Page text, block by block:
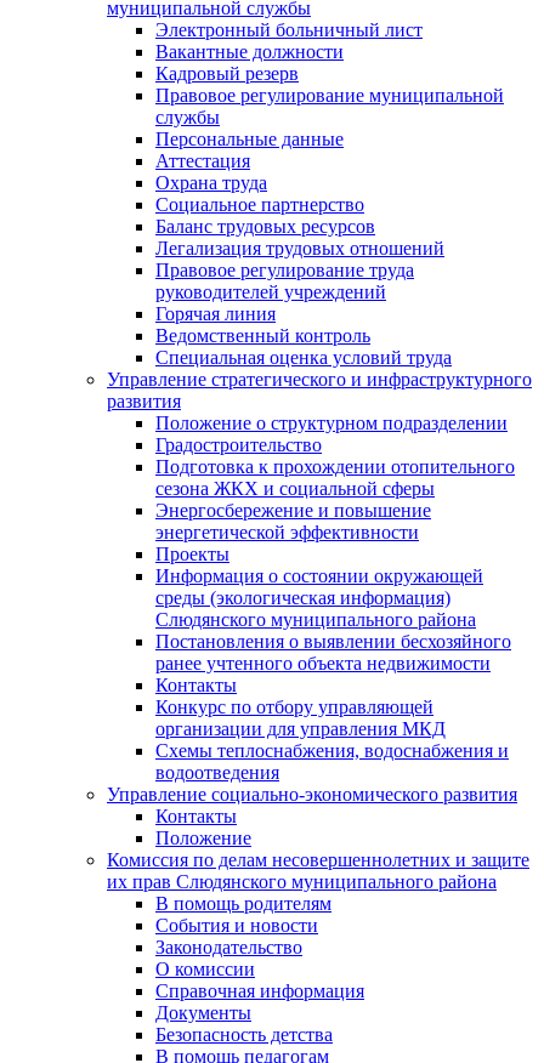
муниципальной службы
Электронный больничный лист
Вакантные должности
Кадровый резерв
Правовое регулирование муниципальной
службы
Персональные данные
Аттестация
Охрана труда
Социальное партнерство
Баланс трудовых ресурсов
Легализация трудовых отношений
Правовое регулирование труда
руководителей учреждений
Горячая линия
Ведомственный контроль
Специальная оценка условий труда
Управление стратегического и инфраструктурного
развития
Положение о структурном подразделении
Градостроительство
Подготовка к прохождении отопительного
сезона ЖКХ и социальной сферы
Энергосбережение и повышение
энергетической эффективности
Проекты
Информация о состоянии окружающей
среды (экологическая информация)
Слюдянского муниципального района
Постановления о выявлении бесхозяйного
ранее учтенного объекта недвижимости
Контакты
Конкурс по отбору управляющей
организации для управления МКД
Схемы теплоснабжения, водоснабжения и
водоотведения
Управление социально-экономического развития
Контакты
Положение
Комиссия по делам несовершеннолетних и защите
их прав Слюдянского муниципального района
В помощь родителям
События и новости
Законодательство
О комиссии
Справочная информация
Документы
Безопасность детства
В помощь педагогам